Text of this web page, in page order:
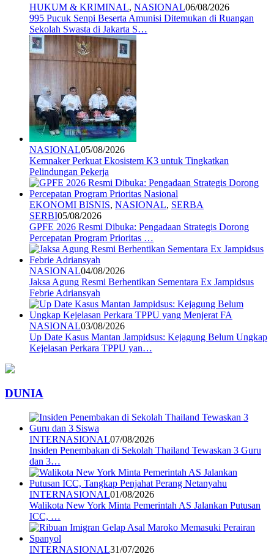
HUKUM & KRIMINAL, NASIONAL06/08/2026
995 Pucuk Senpi Beserta Amunisi Ditemukan di Ruangan
Sekolah Swasta di Jakarta S…
NASIONAL05/08/2026
Kemnaker Perkuat Ekosistem K3 untuk Tingkatkan
Pelindungan Pekerja
EKONOMI BISNIS, NASIONAL, SERBA
SERBI05/08/2026
GPFE 2026 Resmi Dibuka: Pengadaan Strategis Dorong
Percepatan Program Prioritas …
NASIONAL04/08/2026
Jaksa Agung Resmi Berhentikan Sementara Ex Jampidsus
Febrie Adriansyah
NASIONAL03/08/2026
Up Date Kasus Mantan Jampidsus: Kejagung Belum Ungkap
Kejelasan Perkara TPPU yan…
DUNIA
INTERNASIONAL07/08/2026
Insiden Penembakan di Sekolah Thailand Tewaskan 3 Guru
dan 3…
INTERNASIONAL01/08/2026
Walikota New York Minta Pemerintah AS Jalankan Putusan
ICC, …
INTERNASIONAL31/07/2026